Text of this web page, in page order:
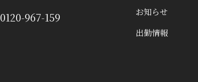
0120-967-159
お知らせ
出勤情報